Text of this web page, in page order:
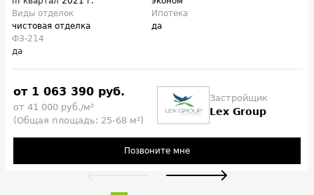
Виды отделок
чистовая отделка
Ипотека
да
ФЗ-214
да
от 1 063 390 руб.
от 41 000 руб./м²
(Общая площадь: 25-68 м²)
Застройщик
Lex Group
Позвоните мне